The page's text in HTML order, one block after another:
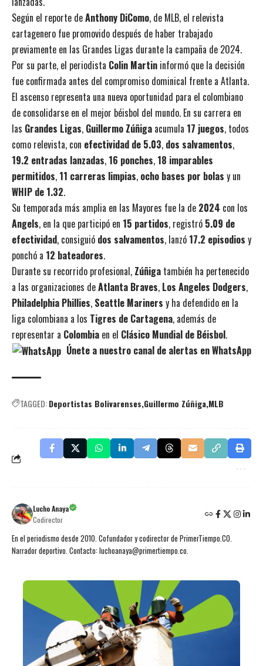
Según el reporte deAnthony DiComo, de MLB, el relevista
cartagenero fue promovido después de haber trabajado
previamente en las Grandes Ligas durante la campaña de 2024.
Por su parte, el periodista Colin Martin informó que la decisión
fue confirmada antes del compromiso dominical frente a Atlanta.
El ascenso representa una nueva oportunidad para el colombiano
de consolidarse en el mejor béisbol del mundo. En su carrera en
las Grandes Ligas, Guillermo Zúñiga acumula 17 juegos, todos
como relevista, con efectividad de 5.03, dos salvamentos,
19.2 entradas lanzadas, 16 ponches, 18 imparables
permitidos, 11 carreras limpias, ocho bases por bolas y un
WHIP de 1.32.
Su temporada más amplia en las Mayores fue la de 2024 con los
Angels, en la que participó en 15 partidos, registró 5.09 de
efectividad, consiguió dos salvamentos, lanzó 17.2 episodios y
ponchó a 12 bateadores.
Durante su recorrido profesional, Zúñiga también ha pertenecido
a las organizaciones deAtlanta Braves, Los Angeles Dodgers,
Philadelphia Phillies, Seattle Mariners y ha defendido en la
liga colombiana a los Tigres de Cartagena, además de
representar a Colombia en el Clásico Mundial de Béisbol.
Únete a nuestro canal de alertas en WhatsApp
TAGGED:Deportistas Bolivarenses Guillermo Zúñiga MLB
Lucho Anaya
Codirector
En el periodismo desde 2010. Cofundador y codirector de PrimerTiempo.CO.
Narrador deportivo. Contacto: luchoanaya@primertiempo.co.